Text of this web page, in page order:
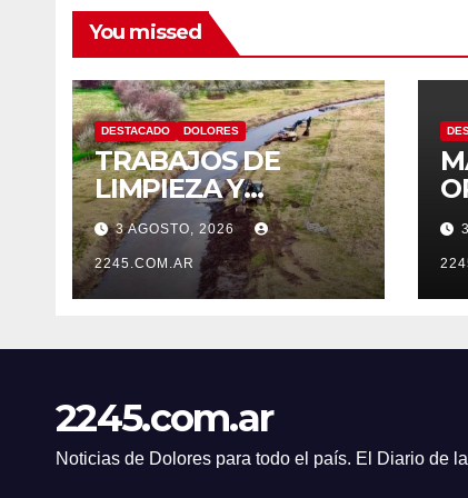
You missed
DESTACADO DOLORES
TRABAJOS DE
LIMPIEZA Y
MANTENIMIENTO
EN EL CANAL LA
PICASA
3 AGOSTO, 2026
2245.COM.AR
2245.com.ar
Noticias de Dolores para todo el país. El Diario de